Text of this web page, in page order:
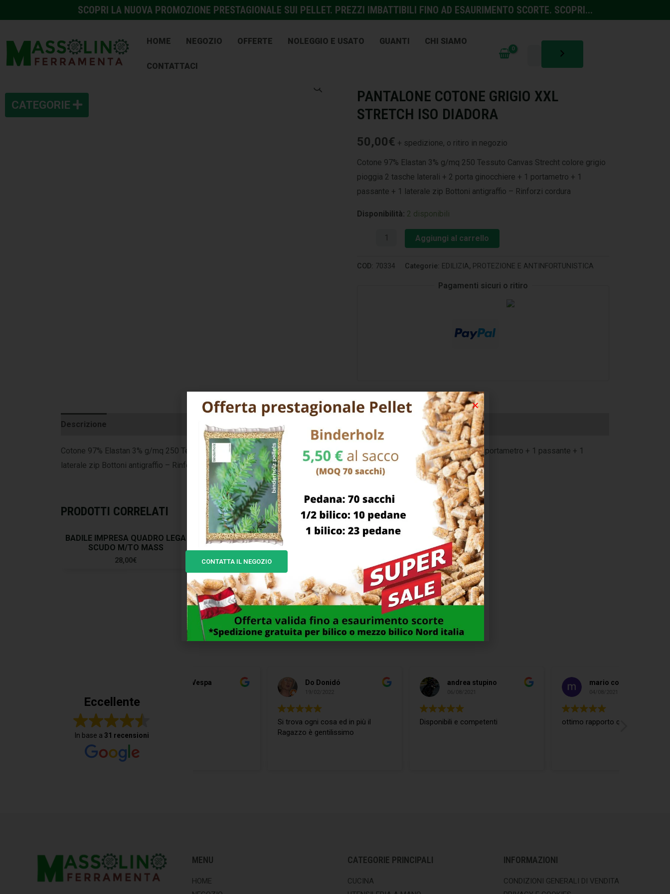
SCOPRI LA NUOVA PROMOZIONE PRESTAGIONALE SUI PELLET. PREZZI IMBATTIBILI FINO AD ESAURIMENTO SCORTE. SCOPRI...
HOME NEGOZIO OFFERTE NOLEGGIO E USATO GUANTI CHI SIAMO
CONTATTACI
PANTALONE COTONE GRIGIO XXL
STRETCH ISO DIADORA
50,00€ + spedizione, o ritiro in negozio
Cotone 97% Elastan 3% g/mq 250 Tessuto Canvas Strecht colore grigio
pioggia 2 tasche laterali + 2 porta ginocchiere + 1 portametro + 1
passante + 1 laterale zip Bottoni antigraffio – Rinforzi cordura
Disponibilità: 2 disponibili
Aggiungi al carrello
COD: 70334 Categorie: EDILIZIA, PROTEZIONE E ANTINFORTUNISTICA
Pagamenti sicuri o ritiro
Descrizione Informazioni aggiuntive
Cotone 97% Elastan 3% g/mq 250 Tessuto Canvas Strecht colore grigio pioggia 2 tasche laterali + 2 porta ginocchiere + 1 portametro + 1 passante + 1
laterale zip Bottoni antigraffio – Rinforzi cordura
PRODOTTI CORRELATI
BADILE IMPRESA QUADRO LEGA
SCUDO M/TO MASS
28,00€
BADILE IMPRESA PUNTA FORT
M/TO MASS
18,00
BADILE IMPRESA QUADRO
FORGIATO 28 EXTRA ADEL
26,00€
I NOSTRI CLIENTI DICONO...
Eccellente
In base a 31 recensioni
Luciano Vespa Do Donidó
Si trova ogni cosa ed in più il
Ragazzo è gentilissimo
andrea stupino
Disponibili e competenti
MENU
HOME
CATEGORIE PRINCIPALI
CUCINA
INFORMAZIONI
CONDIZIONI GENERALI DI VENDITA
CONTATTA IL NEGOZIO